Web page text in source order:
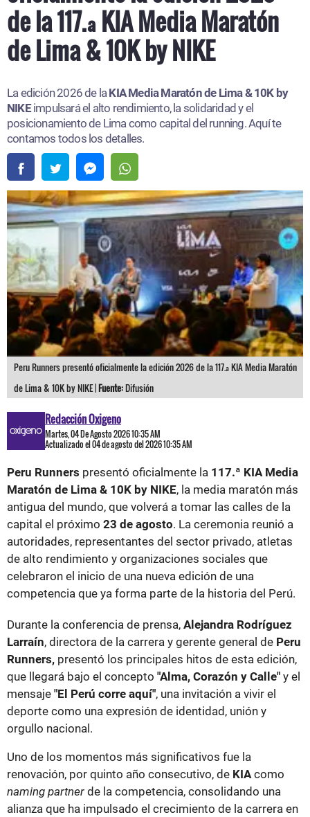
de la 117.ª KIA Media Maratón
de Lima & 10K by NIKE
La edición 2026 de la KIA Media Maratón de Lima & 10K by
NIKEimpulsará el alto rendimiento, la solidaridad y el
posicionamiento de Lima como capital del running. Aquí te
contamos todos los detalles.
Peru Runners presentó oficialmente la edición 2026 de la 117.ª KIA Media Maratón
de Lima & 10K by NIKE |Fuente:Difusión
Redacción Oxigeno
Martes, 04 De Agosto 2026 10:35 AM
Actualizado el 04 de agosto del 2026 10:35 AM
Peru Runners presentó oficialmente la 117.ª KIA Media
Maratón de Lima & 10K by NIKE, la media maratón más
antigua del mundo, que volverá a tomar las calles de la
capital el próximo 23 de agosto. La ceremonia reunió a
autoridades, representantes del sector privado, atletas
de alto rendimiento y organizaciones sociales que
celebraron el inicio de una nueva edición de una
competencia que ya forma parte de la historia del Perú.
Durante la conferencia de prensa, Alejandra Rodríguez
Larraín, directora de la carrera y gerente general de Peru
Runners, presentó los principales hitos de esta edición,
que llegará bajo el concepto "Alma, Corazón y Calle" y el
mensaje "El Perú corre aquí", una invitación a vivir el
deporte como una expresión de identidad, unión y
orgullo nacional.
Uno de los momentos más significativos fue la
renovación, por quinto año consecutivo, de KIAcomo
naming partner de la competencia, consolidando una
alianza que ha impulsado el crecimiento de la carrera en